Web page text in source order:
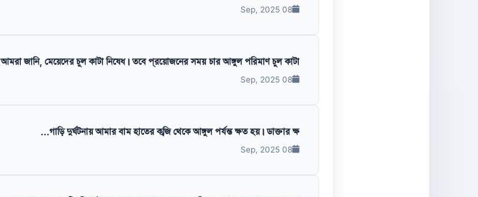
08 Sep, 2025
আমরা জানি, মেয়েদের চুল কাটা নিষেধ। তবে প্রয়োজনের সময় চার আঙ্গুল পরিমাণ চুল কাটা...
08 Sep, 2025
গাড়ি দুর্ঘটনায় আমার বাম হাতের কব্জি থেকে আঙ্গুল পর্যন্ত ক্ষত হয়। ডাক্তার ক্ষ...
08 Sep, 2025